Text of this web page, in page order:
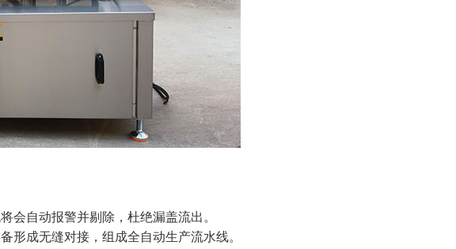
会自动报警并剔除，杜绝漏盖流出。
形成无缝对接，组成全自动生产流水线。